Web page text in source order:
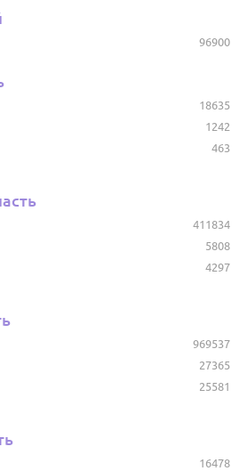
96900
18635
1242
463
411834
5808
4297
969537
27365
25581
16478